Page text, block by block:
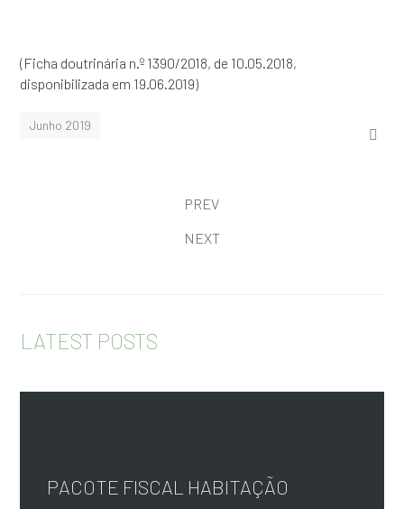
(Ficha doutrinária n.º 1390/2018, de 10.05.2018,
disponibilizada em 19.06.2019)
Junho 2019
PREV
NEXT
LATEST POSTS
PACOTE FISCAL HABITAÇÃO